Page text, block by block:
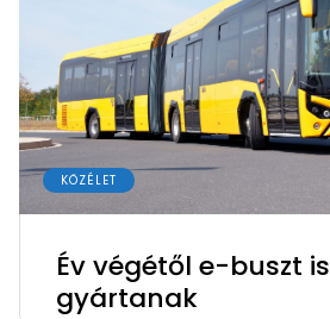
KÖZÉLET
Év végétől e-buszt is
gyártanak